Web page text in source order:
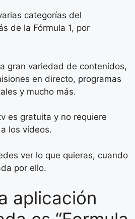
categorías del
de la Fórmula 1, por
gran variedad de contenidos,
en directo, programas
y mucho más.
es gratuita y no requiere
los vídeos.
ver lo que quieras, cuando
por ello.
aplicación